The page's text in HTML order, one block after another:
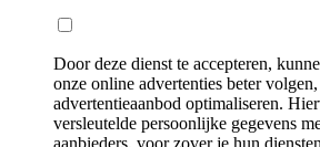
Door deze dienst te accepteren,
onze online advertenties beter
advertentieaanbod optimaliseren.
versleutelde persoonlijke gegevens
aanbieders, voor zover je hun